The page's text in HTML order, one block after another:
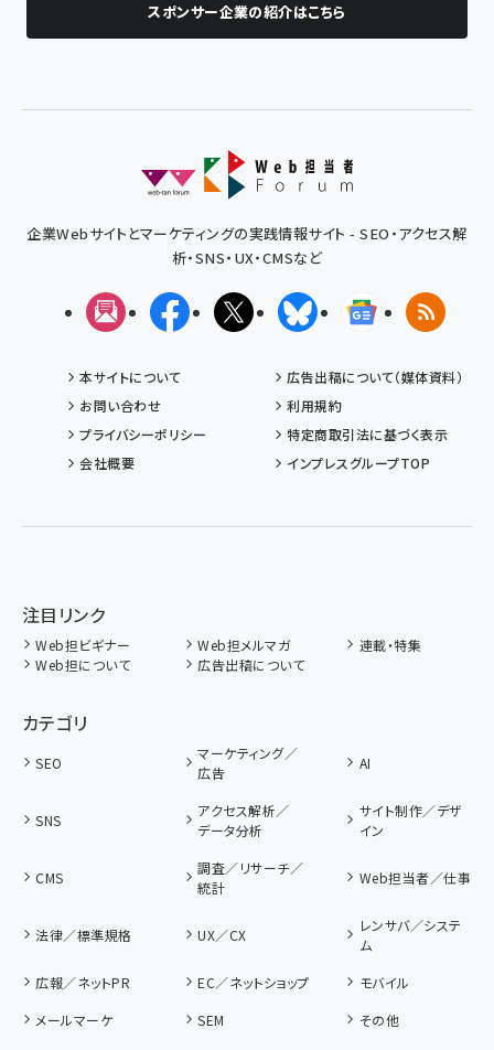
スポンサー企業の紹介はこちら
企業Webサイトとマーケティングの実践情報サイト - SEO・アクセス解
析・SNS・UX・CMSなど
メルマガFacebookX(エックス)BlueskyGoogleニュ
RSS
本サイトについて
広告出稿について（媒体資料）
お問い合わせ
利用規約
プライバシーポリシー
特定商取引法に基づく表示
会社概要
インプレスグループTOP
注目リンク
Web担ビギナー Web担メルマガ
連載・特集
Web担について
広告出稿について
カテゴリ
SEO
マーケティング／
広告
AI
SNS
アクセス解析／
データ分析
サイト制作／デザ
イン
CMS
調査／リサーチ／
統計
Web担当者／仕事
法律／標準規格 UX／CX
レンサバ／システ
ム
広報／ネットPR
EC／ネットショップ
モバイル
メールマーケ
SEM その他